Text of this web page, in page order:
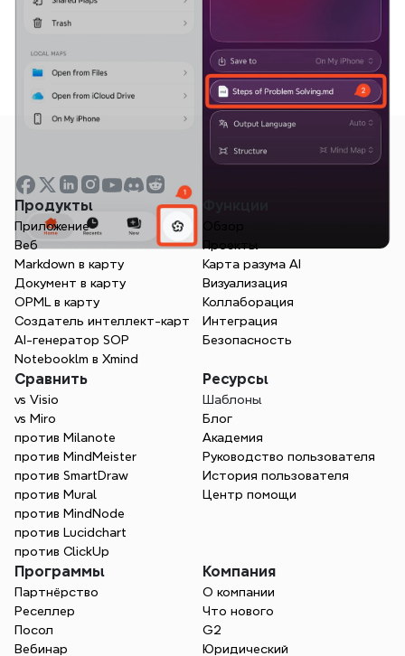
Продукты
Приложение
Веб
Markdown в карту
Документ в карту
OPML в карту
Создатель интеллект-карт
AI-генератор SOP
Notebooklm в Xmind
Обзор
Карта разума AI
Визуализация
Коллаборация
Интеграция
Безопасность
Сравнить
vs Visio
vs Miro
против Milanote
против MindMeister
против SmartDraw
против Mural
против MindNode
против Lucidchart
против ClickUp
Ресурсы
Шаблоны
Блог
Академия
Руководство пользователя
История пользователя
Центр помощи
Программы
Партнёрство
Реселлер
Посол
Вебинар
Компания
О компании
Что нового
G2
Юридический